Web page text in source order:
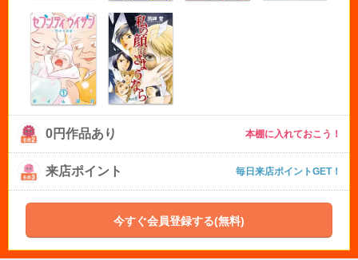
0円作品あり 本棚に入れておこう！
来店ポイント 毎日来店ポイントGET！
今すぐ会員登録する(無料)